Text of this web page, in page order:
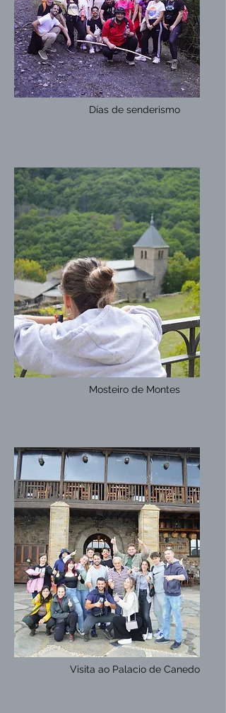
Días de senderismo
Mosteiro de Montes
Visita ao Palacio de Canedo